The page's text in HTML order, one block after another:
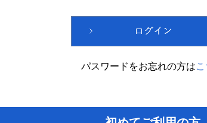
パスワードをお忘れの方は